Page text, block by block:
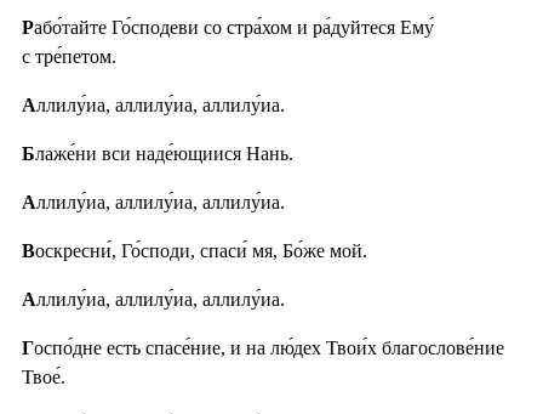
Рабо́тайте Го́сподеви со стра́хом и ра́дуйтеся Ему́
с тре́петом.
Аллилу́иа, аллилу́иа, аллилу́иа.
Блаже́ни вси наде́ющиися Нань.
Аллилу́иа, аллилу́иа, аллилу́иа.
Воскресни́, Го́споди, спаси́ мя, Бо́же мой.
Аллилу́иа, аллилу́иа, аллилу́иа.
Госпо́дне есть спасе́ние, и на лю́дех Твои́х благослове́ние
Твое́.